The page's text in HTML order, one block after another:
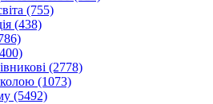
(755)
(438)
(2778)
(1073)
(5492)